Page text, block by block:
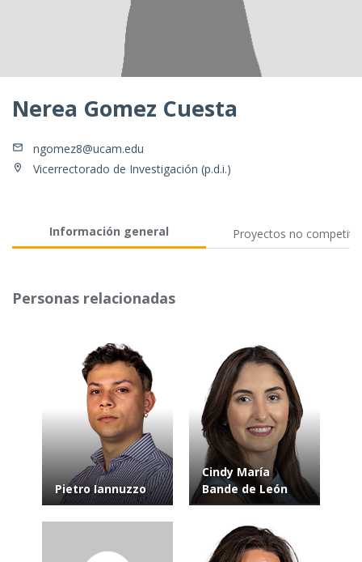
Nerea Gomez Cuesta
ngomez8@ucam.edu
Vicerrectorado de Investigación (p.d.i.)
Información general Proyectos no
Personas relacionadas
Pietro Iannuzzo
Cindy María
Bande de León